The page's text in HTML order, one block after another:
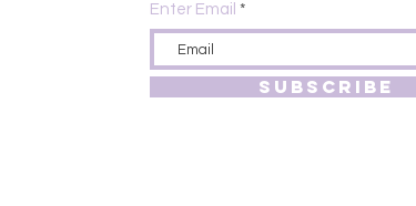
Enter Email
SUBSCRIBE